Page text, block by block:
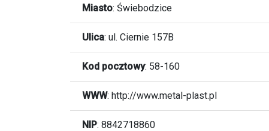
Miasto: Świebodzice
Ulica: ul. Ciernie 157B
Kod pocztowy: 58-160
WWW: http://www.metal-plast.pl
NIP: 8842718860